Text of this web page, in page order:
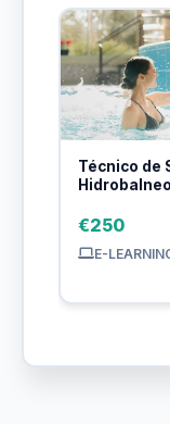
Técnico de
€250
E-